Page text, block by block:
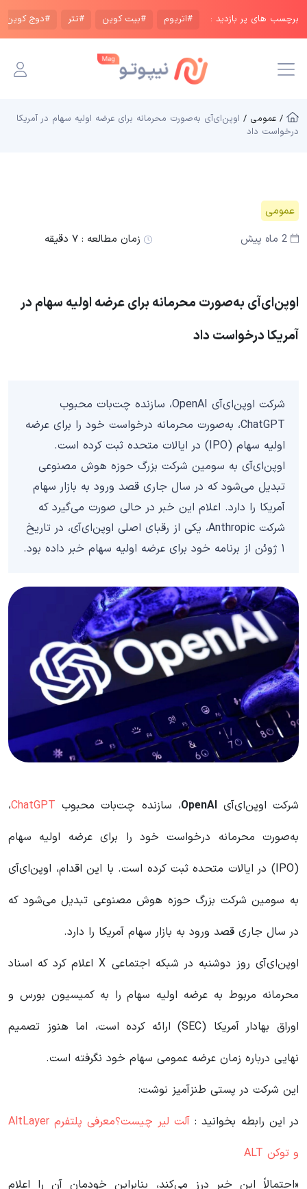
برچسب های پر بازدید : #اتریوم #بیت کوین #تتر #دوج کوین
/ عمومی / اوپن‌ای‌آی به‌صورت محرمانه برای عرضه اولیه سهام در آمریکا
درخواست داد
عمومی
2 ماه پیش
زمان مطالعه : ۷ دقیقه
اوپن‌ای‌آی به‌صورت محرمانه برای عرضه اولیه سهام در
آمریکا درخواست داد
شرکت اوپن‌ای‌آی OpenAI، سازنده چت‌بات محبوب
ChatGPT، به‌صورت محرمانه درخواست خود را برای عرضه
اولیه سهام (IPO) در ایالات متحده ثبت کرده است.
اوپن‌ای‌آی به سومین شرکت بزرگ حوزه هوش مصنوعی
تبدیل می‌شود که در سال جاری قصد ورود به بازار سهام
آمریکا را دارد. اعلام این خبر در حالی صورت می‌گیرد که
شرکت Anthropic، یکی از رقبای اصلی اوپن‌ای‌آی، در تاریخ
۱ ژوئن از برنامه خود برای عرضه اولیه سهام خبر داده بود.
شرکت اوپن‌ای‌آیOpenAI، سازنده چت‌بات محبوب ChatGPT،
به‌صورت محرمانه درخواست خود را برای عرضه اولیه سهام
(IPO) در ایالات متحده ثبت کرده است. با این اقدام، اوپن‌ای‌آی
به سومین شرکت بزرگ حوزه هوش مصنوعی تبدیل می‌شود که
در سال جاری قصد ورود به بازار سهام آمریکا را دارد.
اوپن‌ای‌آی روز دوشنبه در شبکه اجتماعی X اعلام کرد که اسناد
محرمانه مربوط به عرضه اولیه سهام را به کمیسیون بورس و
اوراق بهادار آمریکا (SEC) ارائه کرده است، اما هنوز تصمیم
نهایی درباره زمان عرضه عمومی سهام خود نگرفته است.
این شرکت در پستی طنزآمیز نوشت:
در این رابطه بخوانید‌ :
آلت لیر چیست؟معرفی پلتفرم AltLayer
و توکن ALT
«احتمالاً این خبر درز می‌کند، بنابراین خودمان آن را اعلام